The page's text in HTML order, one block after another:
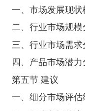
一、市场发展现状
二、行业市场规模
三、行业市场需求
四、产品市场潜力
第五节 建议
一、细分市场评估